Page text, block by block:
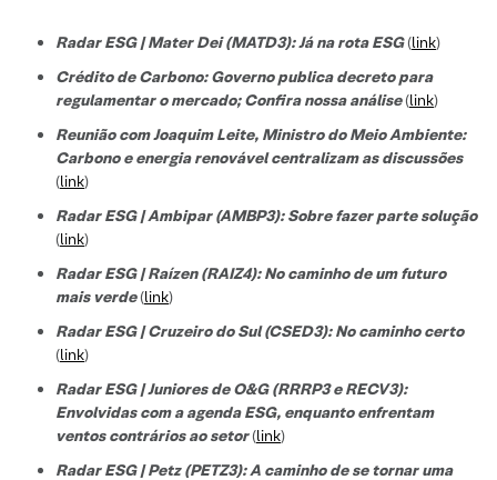
Radar ESG | Mater Dei (MATD3): Já na rota ESG(link)
Crédito de Carbono: Governo publica decreto para
regulamentar o mercado; Confira nossa análise(link)
Reunião com Joaquim Leite, Ministro do Meio Ambiente:
Carbono e energia renovável centralizam as discussões
(link)
Radar ESG | Ambipar (AMBP3): Sobre fazer parte solução
(link)
Radar ESG | Raízen (RAIZ4): No caminho de um futuro
mais verde(link)
Radar ESG | Cruzeiro do Sul (CSED3): No caminho certo
(link)
Radar ESG | Juniores de O&G (RRRP3 e RECV3):
Envolvidas com a agenda ESG, enquanto enfrentam
ventos contrários ao setor(link)
Radar ESG | Petz (PETZ3): A caminho de se tornar uma